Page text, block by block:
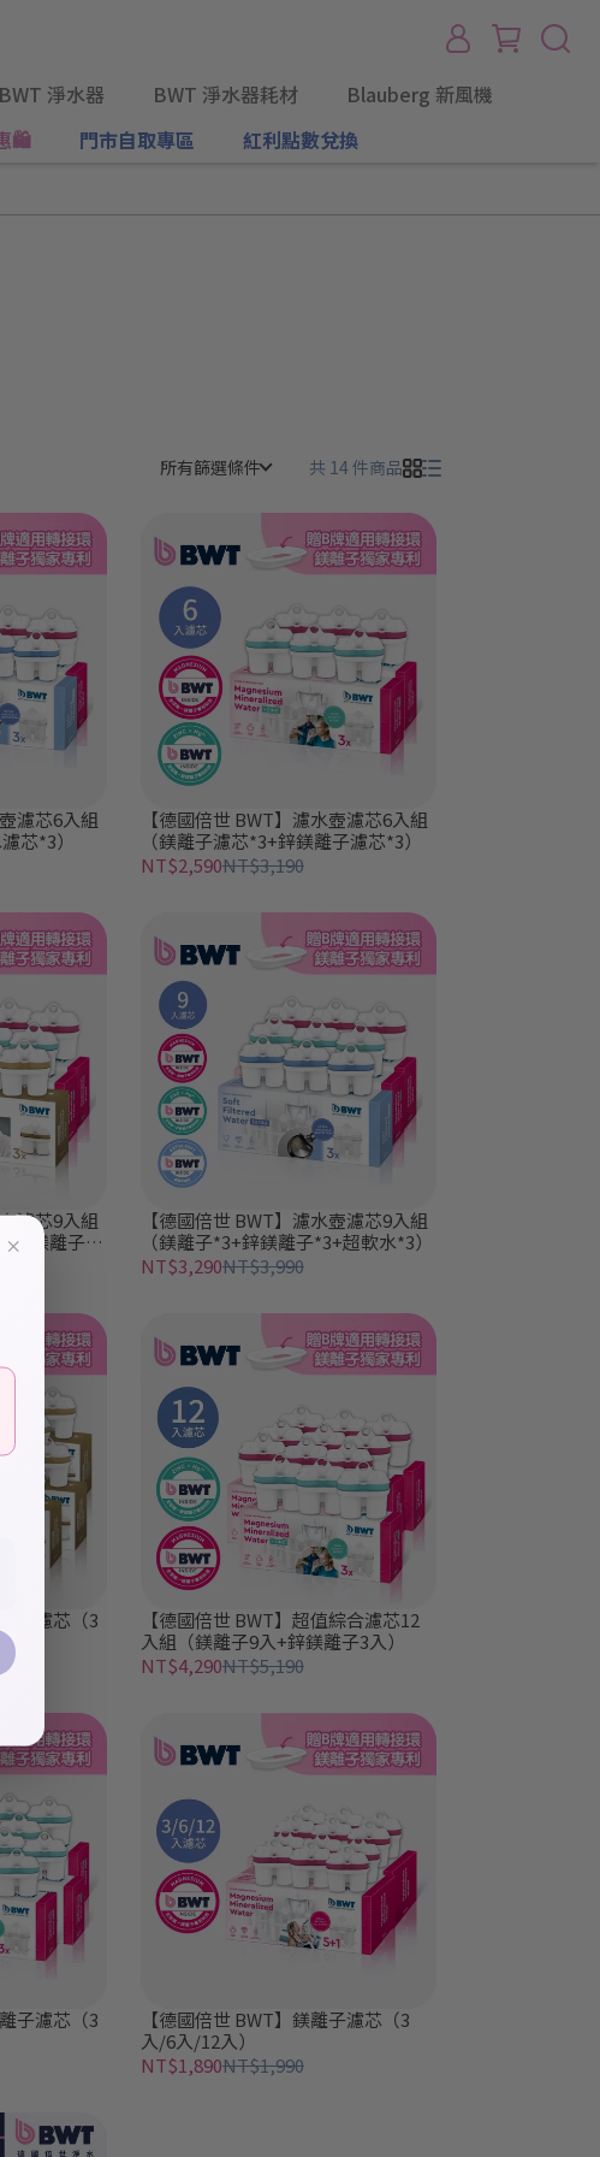
BWT 淨水器 BWT 淨水器耗材
Blauberg 新風機
🛍️ 門市自取專區 紅利點數兌換
×
所有篩選條件 共 14 件商品
濾芯6入組
芯*3）
【德國倍世 BWT】濾水壺濾芯6入組
（鎂離子濾芯*3+鋅鎂離子濾芯*3）
NT$2,590NT$3,190
濾芯9入組
矽鎂離子
【德國倍世 BWT】濾水壺濾芯9入組
（鎂離子*3+鋅鎂離子*3+超軟水*3）
NT$3,290NT$3,990
子濾芯（3
【德國倍世 BWT】超值綜合濾芯12
入組（鎂離子9入+鋅鎂離子3入）
NT$4,290NT$5,190
子濾芯（3
【德國倍世 BWT】鎂離子濾芯（3
入/6入/12入）
NT$1,890NT$1,990